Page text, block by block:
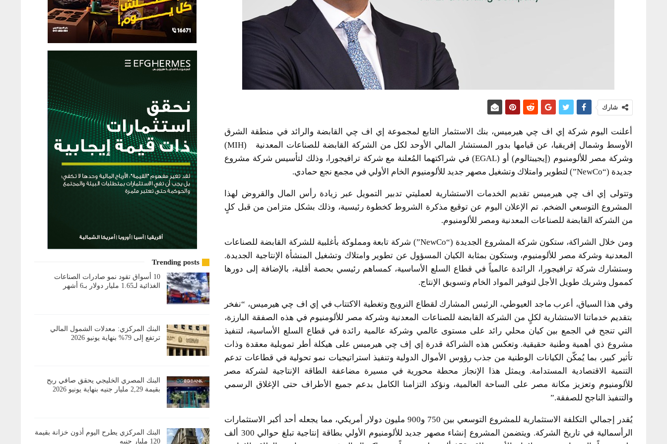
شارك
أعلنت اليوم شركة إي اف چي هيرميس، بنك الاستثمار التابع لمجموعة إي اف چي القابضة والرائد في منطقة الشرق
الأوسط وشمال إفريقيا، عن قيامها بدور المستشار المالي الأوحد لكل من الشركة القابضة للصناعات المعدنية (MIH)
وشركة مصر للألومنيوم (إيجيبتالوم) أو (EGAL) في شراكتهما المُعلنة مع شركة ترافيجورا، وذلك لتأسيس شركة مشروع
جديدة (“NewCo”) لتطوير وامتلاك وتشغيل مصهر جديد للألومنيوم الخام الأولي في مجمع نجع حمادي.
وتتولى إي اف چي هيرميس تقديم الخدمات الاستشارية لعمليتي تدبير التمويل عبر زيادة رأس المال والقروض لهذا
المشروع التوسعي الضخم. تم الإعلان اليوم عن توقيع مذكرة الشروط كخطوة رئيسية، وذلك بشكل متزامن من قبل كلٍ
من الشركة القابضة للصناعات المعدنية ومصر للألومنيوم.
ومن خلال الشراكة، ستكون شركة المشروع الجديدة (“NewCo”) شركة تابعة ومملوكة بأغلبية للشركة القابضة للصناعات
المعدنية وشركة مصر للألومنيوم، وستكون بمثابة الكيان المسؤول عن تطوير وامتلاك وتشغيل المنشأة الإنتاجية الجديدة.
وستشارك شركة ترافيجورا، الرائدة عالمياً في قطاع السلع الأساسية، كمساهم رئيسي بحصة أقلية، بالإضافة إلى دورها
كممول وشريك طويل الأجل لتوفير المواد الخام وتسويق الإنتاج.
وفي هذا السياق، أعرب ماجد العيوطي، الرئيس المشارك لقطاع الترويج وتغطية الاكتتاب في إي اف چي هيرميس، “نفخر
بتقديم خدماتنا الاستشارية لكلٍ من الشركة القابضة للصناعات المعدنية وشركة مصر للألومنيوم في هذه الصفقة البارزة،
التي تنجح في الجمع بين كيان محلي رائد على مستوى عالمي وشركة عالمية رائدة في قطاع السلع الأساسية، لتنفيذ
مشروع ذي أهمية وطنية حقيقية. وتعكس هذه الشراكة قدرة إي إف چي هيرميس على هيكلة أطر تمويلية معقدة وذات
تأثير كبير، بما يُمكّن الكيانات الوطنية من جذب رؤوس الأموال الدولية وتنفيذ استراتيجيات نمو تحولية في قطاعات تدعم
التنمية الاقتصادية المستدامة. ويمثل هذا الإنجاز محطة محورية في مسيرة مضاعفة الطاقة الإنتاجية لشركة مصر
للألومنيوم وتعزيز مكانة مصر على الساحة العالمية، ونؤكد التزامنا الكامل بدعم جميع الأطراف حتى الإغلاق الرسمي
والتنفيذ الناجح للصفقة.”
يُقدر إجمالي التكلفة الاستثمارية للمشروع التوسعي بين 750 و900 مليون دولار أمريكي، مما يجعله أحد أكبر الاستثمارات
الرأسمالية في تاريخ الشركة. ويتضمن المشروع إنشاء مصهر جديد للألومنيوم الأولي بطاقة إنتاجية تبلغ حوالي 300 ألف
Trending posts
10 أسواق تقود نمو صادرات الصناعات
الغذائية لـ1.65 مليار دولار بـ6 أشهر
البنك المركزي: معدلات الشمول المالي
ترتفع إلى 79% بنهاية يونيو 2026
البنك المصري الخليجي يحقق صافي ربح
بقيمة 2,29 مليار جنيه بنهاية يونيو 2026
البنك المركزي يطرح اليوم أذون خزانة بقيمة
120 مليار جنيه